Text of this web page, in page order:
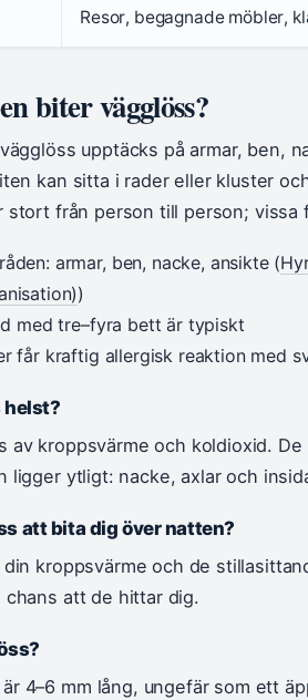
Resor, begagnade möbler,
biter vägglöss?
upptäcks på armar, ben,
kan sitta i rader eller kluster
stort från person till person; vissa
armar, ben, nacke, ansikte (
)
med tre–fyra bett är typiskt
får kraftig allergisk reaktion med
helst?
av kroppsvärme och koldioxid.
ligger ytligt: nacke, axlar och
att bita dig över natten?
kroppsvärme och de
att de hittar dig.
4–6 mm lång, ungefär som ett